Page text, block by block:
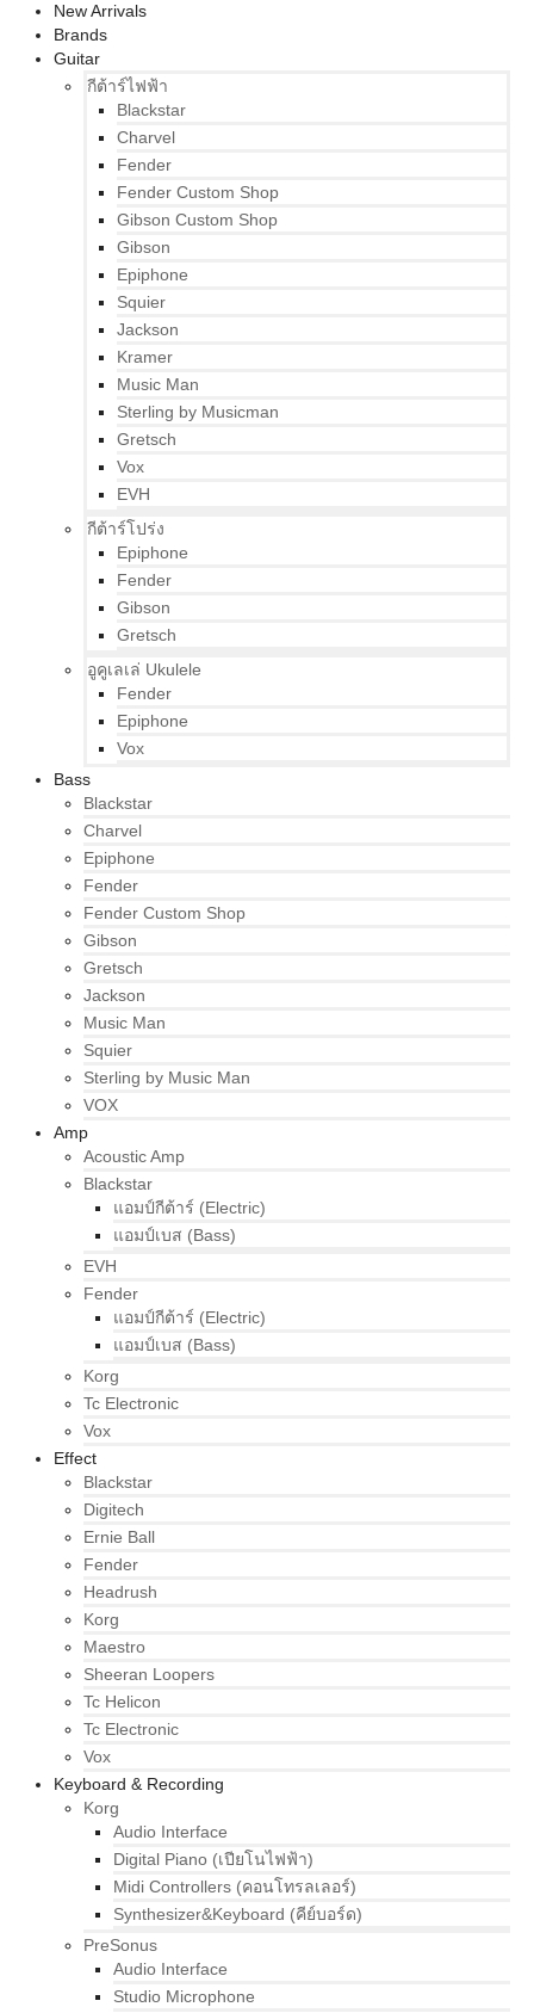
New Arrivals
Brands
Guitar
กีต้าร์ไฟฟ้า
Blackstar
Charvel
Fender
Fender Custom Shop
Gibson Custom Shop
Gibson
Epiphone
Squier
Jackson
Kramer
Music Man
Sterling by Musicman
Gretsch
Vox
EVH
กีต้าร์โปร่ง
Epiphone
Fender
Gibson
Gretsch
อูคูเลเล่ Ukulele
Fender
Epiphone
Vox
Bass
Blackstar
Charvel
Epiphone
Fender
Fender Custom Shop
Gibson
Gretsch
Jackson
Music Man
Squier
Sterling by Music Man
VOX
Amp
Acoustic Amp
Blackstar
แอมป์กีต้าร์ (Electric)
แอมป์เบส (Bass)
EVH
Fender
แอมป์กีต้าร์ (Electric)
แอมป์เบส (Bass)
Korg
Tc Electronic
Vox
Effect
Blackstar
Digitech
Ernie Ball
Fender
Headrush
Korg
Maestro
Sheeran Loopers
Tc Helicon
Tc Electronic
Vox
Keyboard & Recording
Korg
Audio Interface
Digital Piano (เปียโนไฟฟ้า)
Midi Controllers (คอนโทรลเลอร์)
Synthesizer&Keyboard (คีย์บอร์ด)
PreSonus
Audio Interface
Studio Microphone